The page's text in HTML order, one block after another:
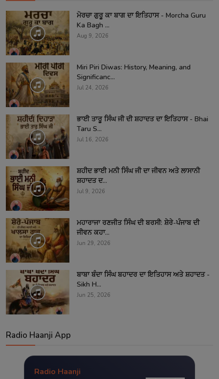
ਮੋਰਚਾ ਗੁਰੂ ਕਾ ਬਾਗ ਦਾ ਇਤਿਹਾਸ - Morcha Guru
Ka Bagh ...
Aug 9, 2026
Miri Piri Diwas: History, Meaning, and
Significanc...
Jul 24, 2026
ਭਾਈ ਤਾਰੂ ਸਿੰਘ ਜੀ ਦੀ ਸ਼ਹਾਦਤ ਦਾ ਇਤਿਹਾਸ - Bhai
Taru S...
Jul 16, 2026
ਸ਼ਹੀਦ ਭਾਈ ਮਨੀ ਸਿੰਘ ਜੀ ਦਾ ਜੀਵਨ ਅਤੇ ਲਾਸਾਨੀ
ਸ਼ਹਾਦਤ ਦ...
Jul 9, 2026
ਮਹਾਰਾਜਾ ਰਣਜੀਤ ਸਿੰਘ ਦੀ ਬਰਸੀ: ਸ਼ੇਰੇ-ਪੰਜਾਬ ਦੀ
ਜੀਵਨ ਕਹਾ...
Jun 29, 2026
ਬਾਬਾ ਬੰਦਾ ਸਿੰਘ ਬਹਾਦਰ ਦਾ ਇਤਿਹਾਸ ਅਤੇ ਸ਼ਹਾਦਤ -
Sikh H...
Jun 25, 2026
Radio Haanji App
Radio Haanji